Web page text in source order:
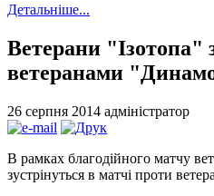
Детальніше...
Ветерани "Ізотопа"
ветеранами
26 серпня 2014 адміністратор
В рамках благодійного матчу
зустрінуться в матчі проти